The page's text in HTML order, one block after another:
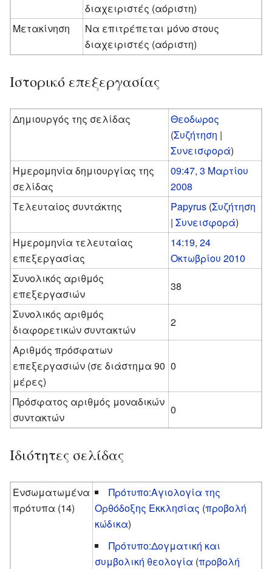
διαχειριστές (αόριστη)
Μετακίνηση
Να επιτρέπεται μόνο στους
διαχειριστές (αόριστη)
Ιστορικό επεξεργασίας
Δημιουργός της σελίδας
Θεοδωρος
(Συζήτηση |
Συνεισφορά)
Ημερομηνία δημιουργίας της
σελίδας
09:47, 3 Μαρτίου
2008
Τελευταίος συντάκτης
Papyrus (Συζήτηση
|Συνεισφορά)
Ημερομηνία τελευταίας
επεξεργασίας
14:19, 24
Οκτωβρίου 2010
Συνολικός αριθμός
επεξεργασιών
38
Συνολικός αριθμός
διαφορετικών συντακτών
2
Αριθμός πρόσφατων
επεξεργασιών (σε διάστημα 90
μέρες)
0
Πρόσφατος αριθμός μοναδικών
συντακτών
0
Ιδιότητες σελίδας
Ενσωματωμένα
πρότυπα (14)
Πρότυπο:Αγιολογία της
Ορθόδοξης Εκκλησίας (προβολή
κώδικα)
Πρότυπο:Δογματική και
συμβολική θεολογία (προβολή